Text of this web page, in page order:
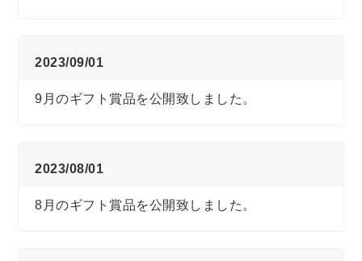
2023/09/01
9月のギフト賞品を公開致しました。
2023/08/01
8月のギフト賞品を公開致しました。